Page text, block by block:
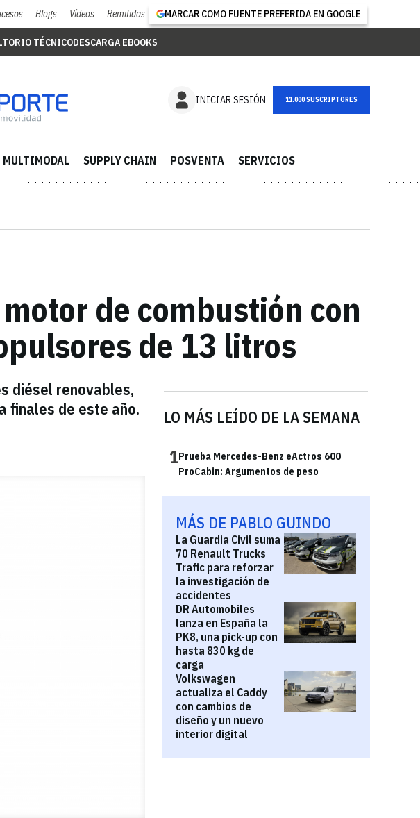
Blogs Vídeos Remitidas MARCAR COMO FUENTE PREFERIDA EN GOOGLE
TÉCNICODESCARGA EBOOKS
INICIAR SESIÓN NEWSLETTER
MULTIMODAL SUPPLY CHAIN POSVENTA SERVICIOS
de combustión con
de 13 litros
diésel renovables,
finales de este año.
LO MÁS LEÍDO DE LA SEMANA
1Prueba Mercedes-Benz eActros 600
ProCabin: Argumentos de peso
MÁS DE PABLO GUINDO
La Guardia Civil suma
70 Renault Trucks
Trafic para reforzar
la investigación de
accidentes
DR Automobiles
lanza en España la
PK8, una pick-up con
hasta 830 kg de
carga
Volkswagen
actualiza el Caddy
con cambios de
diseño y un nuevo
interior digital